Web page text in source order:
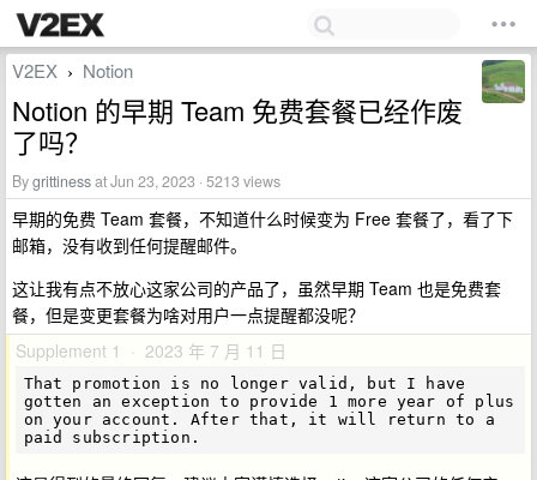
V2EX › Notion
Notion 的早期 Team 免费套餐已经作废
了吗？
Bygrittinessat Jun 23, 2023 · 5213 views
早期的免费 Team 套餐，不知道什么时候变为 Free 套餐了，看了下
邮箱，没有收到任何提醒邮件。
这让我有点不放心这家公司的产品了，虽然早期 Team 也是免费套
餐，但是变更套餐为啥对用户一点提醒都没呢？
Supplement 1 · 2023 年 7 月 11 日
That promotion is no longer valid, but I have
gotten an exception to provide 1 more year of plus
on your account. After that, it will return to a